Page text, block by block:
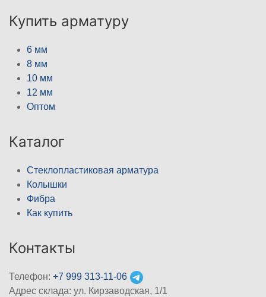
Купить арматуру
6 мм
8 мм
10 мм
12 мм
Оптом
Каталог
Стеклопластиковая арматура
Колышки
Фибра
Как купить
Контакты
Телефон: +7 999 313-11-06
Адрес склада: ул. Кирзаводская, 1/1